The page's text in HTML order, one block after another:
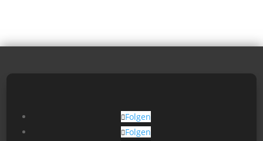
Folgen
Folgen